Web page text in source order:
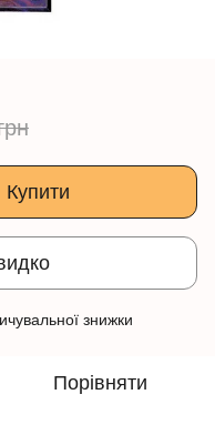
Купити
знижки
Порівняти